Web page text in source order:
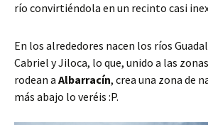
río convirtiéndola en un recinto casi
En los alrededores nacen los ríos
Cabriel y Jiloca, lo que, unido a las
rodean a Albarracín, crea una zona de
más abajo lo veréis :P.